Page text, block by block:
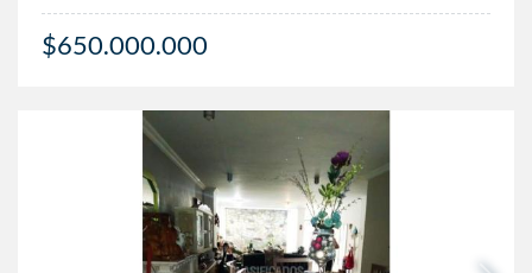
$650.000.000